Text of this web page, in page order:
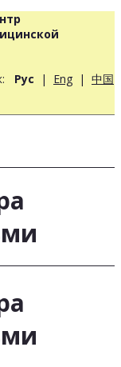
Рус | Eng | 中国